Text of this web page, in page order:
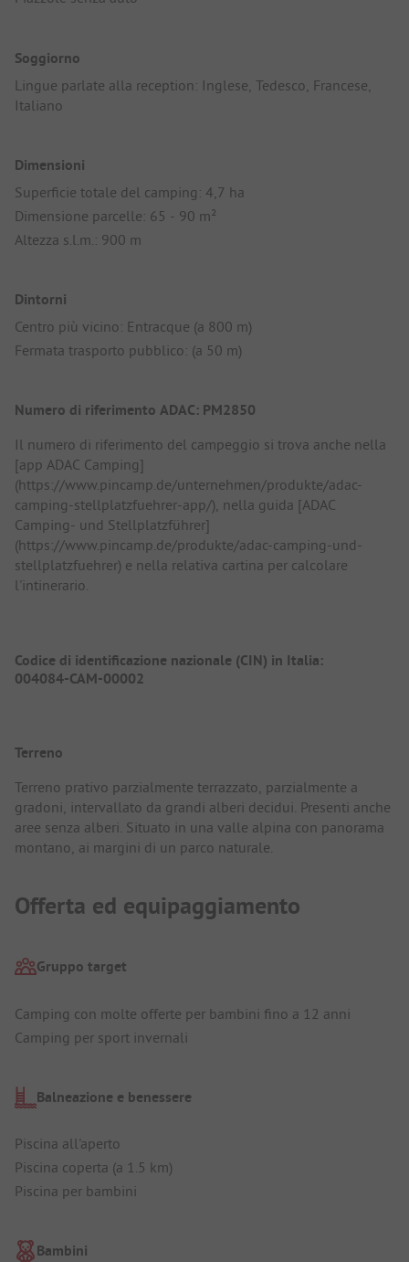
Soggiorno
Lingue parlate alla reception: Inglese, Tedesco, Francese,
Italiano
Dimensioni
Superficie totale del camping: 4,7 ha
Dimensione parcelle: 65 - 90 m²
Altezza s.l.m.: 900 m
Dintorni
Centro più vicino: Entracque (a 800 m)
Fermata trasporto pubblico: (a 50 m)
Numero di riferimento ADAC: PM2850
Il numero di riferimento del campeggio si trova anche nella
[app ADAC Camping]
(https://www.pincamp.de/unternehmen/produkte/adac-
camping-stellplatzfuehrer-app/), nella guida [ADAC
Camping- und Stellplatzführer]
(https://www.pincamp.de/produkte/adac-camping-und-
stellplatzfuehrer) e nella relativa cartina per calcolare
l'intinerario.
Codice di identificazione nazionale (CIN) in Italia:
004084-CAM-00002
Terreno
Terreno prativo parzialmente terrazzato, parzialmente a
gradoni, intervallato da grandi alberi decidui. Presenti anche
aree senza alberi. Situato in una valle alpina con panorama
montano, ai margini di un parco naturale.
Offerta ed equipaggiamento
Gruppo target
Camping con molte offerte per bambini fino a 12 anni
Camping per sport invernali
Balneazione e benessere
Piscina all'aperto
Piscina coperta (a 1.5 km)
Piscina per bambini
Bambini